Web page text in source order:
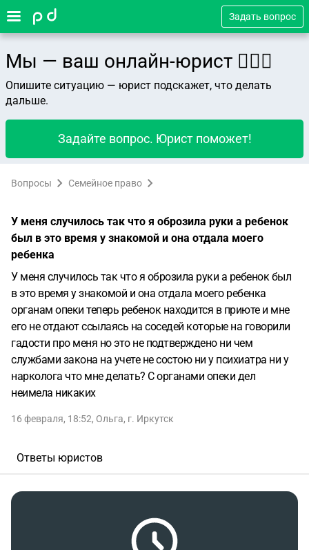
Задать вопрос
Мы — ваш онлайн-юрист 👨🏻‍⚖️
Опишите ситуацию — юрист подскажет, что делать
дальше.
Задайте вопрос. Юрист поможет!
Вопросы Семейное право
У меня случилось так что я оброзила руки а ребенок
был в это время у знакомой и она отдала моего
ребенка
У меня случилось так что я оброзила руки а ребенок был
в это время у знакомой и она отдала моего ребенка
органам опеки теперь ребенок находится в приюте и мне
его не отдают ссылаясь на соседей которые на говорили
гадости про меня но это не подтверждено ни чем
службами закона на учете не состою ни у психиатра ни у
нарколога что мне делать? С органами опеки дел
неимела никаких
16 февраля, 18:52, Ольга, г. Иркутск
Ответы юристов